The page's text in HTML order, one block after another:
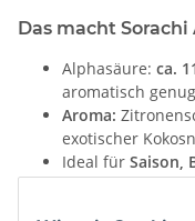
Das macht Sorachi
Alphasäure: ca.
aromatisch
Aroma:
exotischer
Ideal für Saison,
Sours